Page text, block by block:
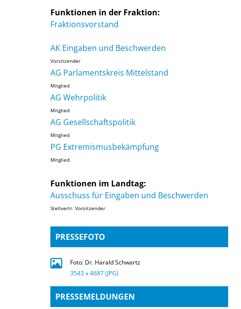
Funktionen in der Fraktion:
Fraktionsvorstand
AK Eingaben und Beschwerden
Vorsitzender
AG Parlamentskreis Mittelstand
Mitglied
AG Wehrpolitik
Mitglied
AG Gesellschaftspolitik
Mitglied
PG Extremismusbekämpfung
Mitglied
Funktionen im Landtag:
Ausschuss für Eingaben und Beschwerden
Stellvertr. Vorsitzender
PRESSEFOTO
Foto: Dr. Harald Schwartz
3543 x 4687 (JPG)
PRESSEMELDUNGEN